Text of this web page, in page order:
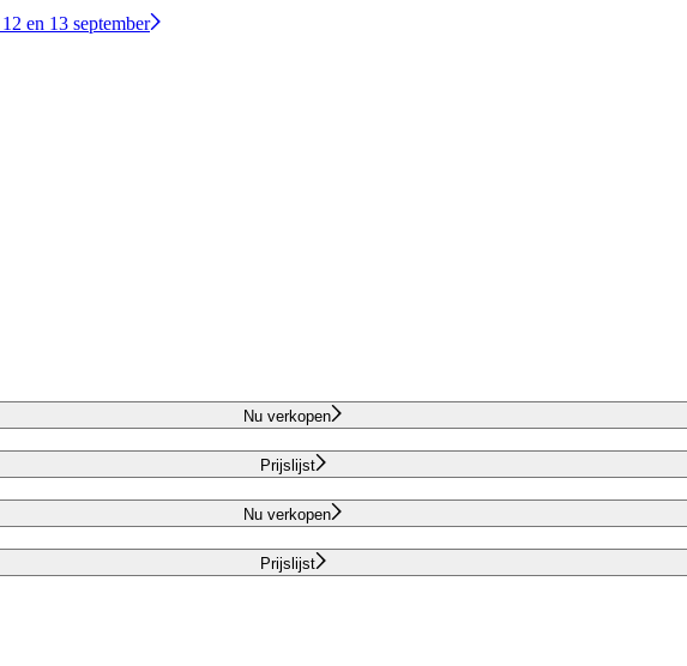
en 13 september
Nu verkopen
Prijslijst
Nu verkopen
Prijslijst